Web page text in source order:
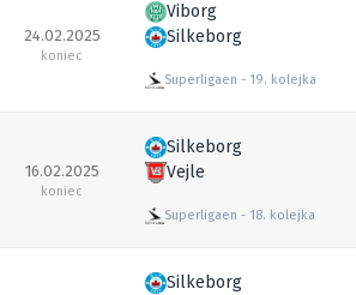
24.02.2025
koniec
Viborg
Silkeborg
Superligaen 19. kolejka
16.02.2025
koniec
Silkeborg
Vejle
Superligaen 18. kolejka
Silkeborg